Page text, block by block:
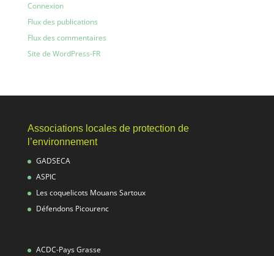
Connexion
Flux des publications
Flux des commentaires
Site de WordPress-FR
Associations locales de protection de
l’environnement
GADSECA
ASPIC
Les coquelicots Mouans Sartoux
Défendons Picourenc
ACDC-Pays Grasse